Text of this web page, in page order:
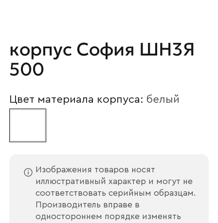
корпус София ШН3Я
500
Цвет материала корпуса: белый
Изображения товаров носят
иллюстративный характер и могут не
соответствовать серийным образцам.
Производитель вправе в
одностороннем порядке изменять
Ваш email
Прикрепите логотип
компании